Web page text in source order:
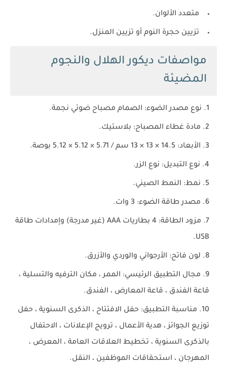
متعدد الألوان.
تزيين حجرة النوم أو تزيين المنزل.
مواصفات ديكور الهلال والنجوم
المضيئة
نوع مصدر الضوء: الصمام مصباح ضوئي نجمة.
مادة غطاء المصباح: بلاستيك.
الأبعاد: 14.5 × 13 × 13 سم / 5.71 × 5.12 × 5.12 بوصة.
نوع التبديل: نوع الزر.
نمط: النمط الصيني.
مصدر طاقة الضوء: 3 وات.
مزود الطاقة: 4 بطاريات AAA (غير مدرجة) وإمدادات طاقة
USB.
لون فاتح: الأرجواني والوردي والأزرق.
مجال التطبيق الرئيسي: الممر ، مكان الترفيه والتسلية ،
قاعة الفندق ، قاعة المعارض ، الفندق.
مناسبة التطبيق: حفل الافتتاح ، الذكرى السنوية ، حفل
توزيع الجوائز ، هدية الأعمال ، ترويج الإعلانات ، الاحتفال
بالذكرى السنوية ، تخطيط العلاقات العامة ، المعرض ،
المهرجان ، استحقاقات الموظفين ، النقل.